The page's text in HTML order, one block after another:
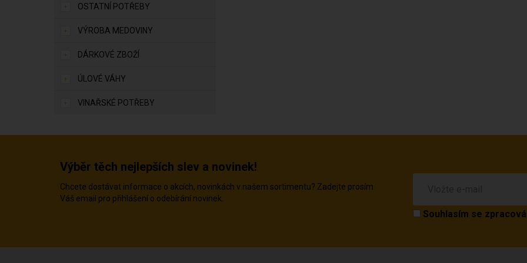
OSTATNÍ POTŘEBY
VÝROBA MEDOVINY
DÁRKOVÉ ZBOŽÍ
ÚLOVÉ VÁHY
VINAŘSKÉ POTŘEBY
Výběr těch nejlepších slev a novinek!
Chcete dostávat informace o akcích, novinkách v našem sortimentu? Zadejte prosím
Váš email pro přihlášení o odebírání novinek.
Souhlasím se